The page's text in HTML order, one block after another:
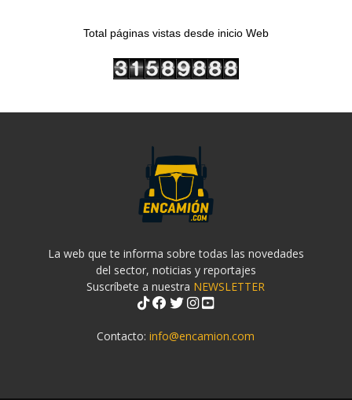
Total páginas vistas desde inicio Web
La web que te informa sobre todas las novedades
del sector, noticias y reportajes
Suscríbete a nuestra NEWSLETTER
Contacto:info@encamion.com